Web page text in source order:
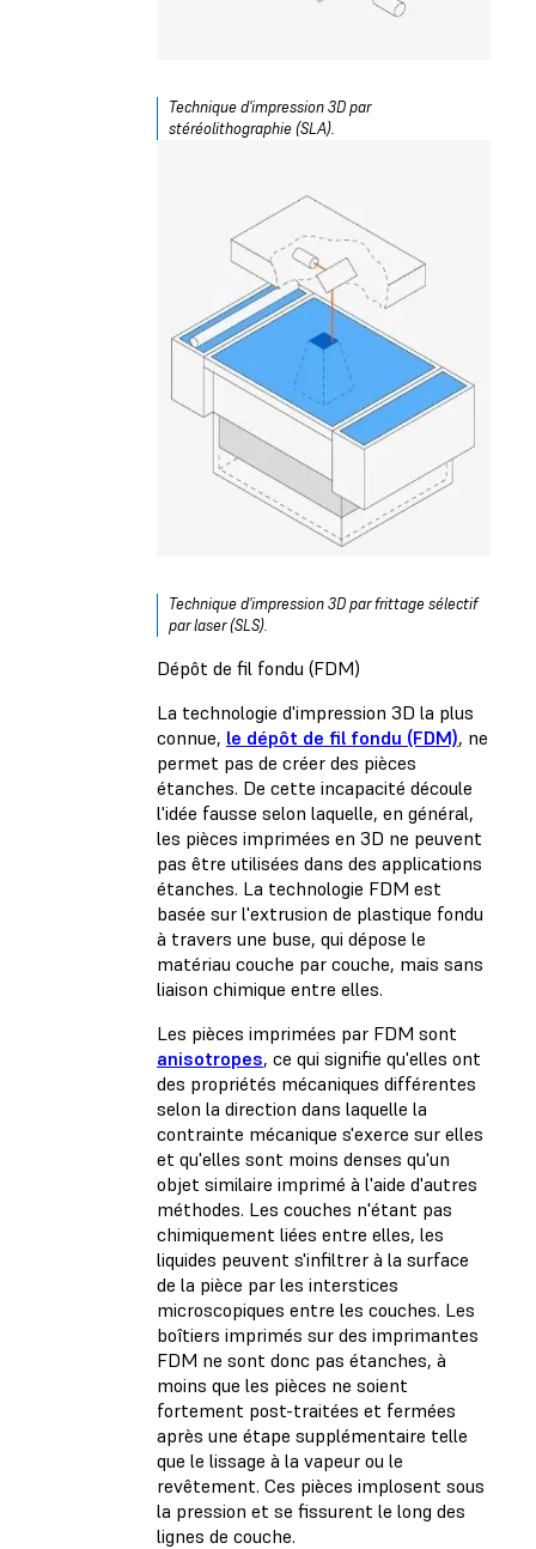
Technique d'impression 3D par
stéréolithographie (SLA).
Technique d'impression 3D par frittage sélectif
par laser (SLS).
Dépôt de fil fondu (FDM)
La technologie d'impression 3D la plus
connue, le dépôt de fil fondu (FDM), ne
permet pas de créer des pièces
étanches. De cette incapacité découle
l'idée fausse selon laquelle, en général,
les pièces imprimées en 3D ne peuvent
pas être utilisées dans des applications
étanches. La technologie FDM est
basée sur l'extrusion de plastique fondu
à travers une buse, qui dépose le
matériau couche par couche, mais sans
liaison chimique entre elles.
Les pièces imprimées par FDM sont
anisotropes, ce qui signifie qu'elles ont
des propriétés mécaniques différentes
selon la direction dans laquelle la
contrainte mécanique s'exerce sur elles
et qu'elles sont moins denses qu'un
objet similaire imprimé à l'aide d'autres
méthodes. Les couches n'étant pas
chimiquement liées entre elles, les
liquides peuvent s'infiltrer à la surface
de la pièce par les interstices
microscopiques entre les couches. Les
boîtiers imprimés sur des imprimantes
FDM ne sont donc pas étanches, à
moins que les pièces ne soient
fortement post-traitées et fermées
après une étape supplémentaire telle
que le lissage à la vapeur ou le
revêtement. Ces pièces implosent sous
la pression et se fissurent le long des
lignes de couche.